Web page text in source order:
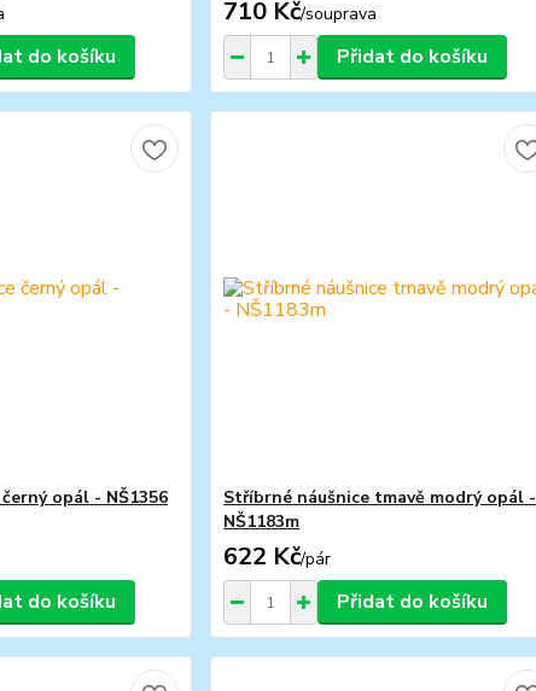
do košíku
710 Kč/souprava
Přidat do košíku
opál - NŠ1356
do košíku
Stříbrné náušnice tmavě modrý opál -
NŠ1183m
622 Kč/pár
Přidat do košíku